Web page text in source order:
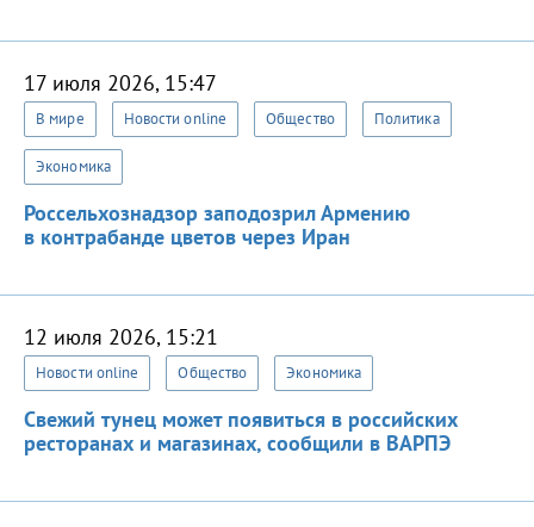
17 июля 2026, 15:47
В мире Новости online Общество Политика
Экономика
Россельхознадзор заподозрил Армению
в контрабанде цветов через Иран
12 июля 2026, 15:21
Новости online Общество Экономика
Свежий тунец может появиться в российских
ресторанах и магазинах, сообщили в ВАРПЭ